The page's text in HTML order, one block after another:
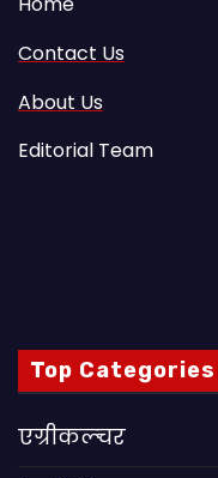
Contact Us
About Us
Editorial Team
Top Categories
एग्रीकल्चर